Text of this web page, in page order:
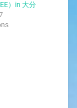
）in 大分